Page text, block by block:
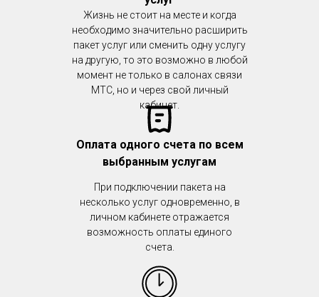
Оплата одного счета по всем
выбранным услугам
При подключении пакета на
несколько услуг одновременно, в
личном кабинете отражается
возможность оплаты единого
счета.
Жизнь не стоит на месте и когда
необходимо значительно расширить
пакет услуг или сменить одну услугу
на другую, то это возможно в любой
момент не только в салонах связи
МТС, но и через свой личный
кабинет.